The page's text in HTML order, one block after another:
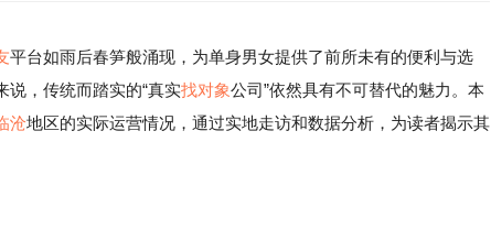
平台如雨后春笋般涌现，为单身男女提供了前所未有的便利与选
说，传统而踏实的“真实找对象公司”依然具有不可替代的魅力。本
沧地区的实际运营情况，通过实地走访和数据分析，为读者揭示其